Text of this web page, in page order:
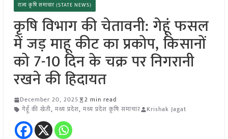
राज्य कृषि समाचार (STATE NEWS)
कृषि विभाग की चेतावनी: गेहूं फसल
में जड़ माहू कीट का प्रकोप, किसानों
को 7-10 दिन के चक्र पर निगरानी
रखने की हिदायत
December 20, 2025
2 min read
गेहूँ की खेती, मध्य प्रदेश, मध्य प्रदेश कृषि समाचार Krishak Jagat